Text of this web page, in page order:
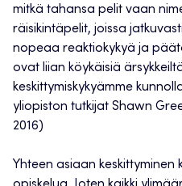
mitkä tahansa pelit vaan
räisikintäpelit, joissa
nopeaa reaktiokykyä ja
ovat liian köykäisiä
keskittymiskykyämme
yliopiston tutkijat Shawn
2016)
Yhteen asiaan